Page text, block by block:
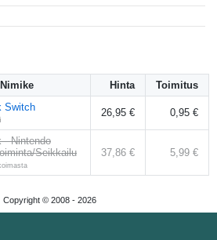
Nimike Hinta Toimitus
Switch 26,95 € 0,95 €
- Nintendo
Seikkailu
37,86 € 5,99 €
Copyright © 2008 - 2026